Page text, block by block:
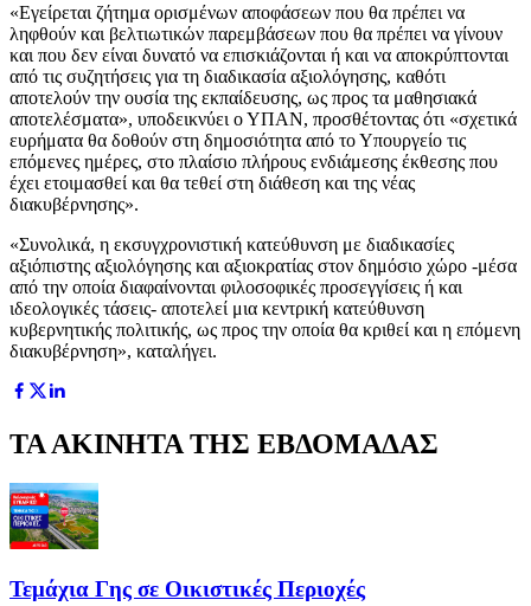
«Εγείρεται ζήτημα ορισμένων αποφάσεων που θα πρέπει να
ληφθούν και βελτιωτικών παρεμβάσεων που θα πρέπει να γίνουν
και που δεν είναι δυνατό να επισκιάζονται ή και να αποκρύπτονται
από τις συζητήσεις για τη διαδικασία αξιολόγησης, καθότι
αποτελούν την ουσία της εκπαίδευσης, ως προς τα μαθησιακά
αποτελέσματα», υποδεικνύει ο ΥΠΑΝ, προσθέτοντας ότι «σχετικά
ευρήματα θα δοθούν στη δημοσιότητα από το Υπουργείο τις
επόμενες ημέρες, στο πλαίσιο πλήρους ενδιάμεσης έκθεσης που
έχει ετοιμασθεί και θα τεθεί στη διάθεση και της νέας
διακυβέρνησης».
«Συνολικά, η εκσυγχρονιστική κατεύθυνση με διαδικασίες
αξιόπιστης αξιολόγησης και αξιοκρατίας στον δημόσιο χώρο -μέσα
από την οποία διαφαίνονται φιλοσοφικές προσεγγίσεις ή και
ιδεολογικές τάσεις- αποτελεί μια κεντρική κατεύθυνση
κυβερνητικής πολιτικής, ως προς την οποία θα κριθεί και η επόμενη
διακυβέρνηση», καταλήγει.
ΤΑ ΑΚΙΝΗΤΑ ΤΗΣ ΕΒΔΟΜΑΔΑΣ
Τεμάχια Γης σε Οικιστικές Περιοχές